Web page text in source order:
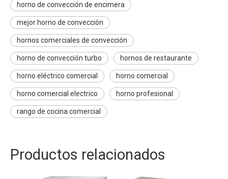
horno de convección de encimera
mejor horno de convección
hornos comerciales de convección
horno de convección turbo hornos de restaurante
horno eléctrico comercial horno comercial
horno comercial electrico horno profesional
rango de cocina comercial
Productos relacionados